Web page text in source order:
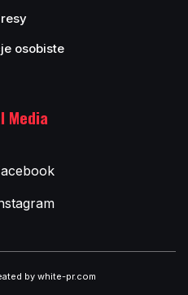
osobiste
Media
by white-pr.com